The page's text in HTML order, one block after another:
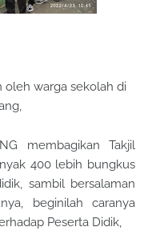
oleh warga sekolah di
membagikan Takjil
400 lebih bungkus
sambil bersalaman
beginilah caranya
Peserta Didik,